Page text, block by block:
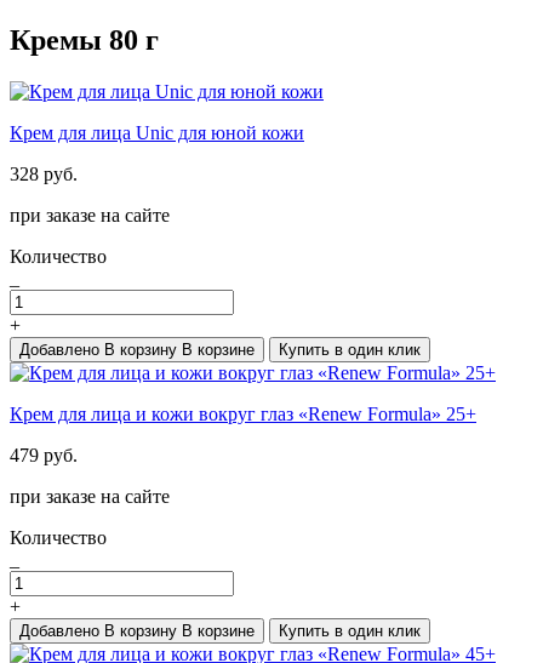
Кремы 80 г
Крем для лица Unic для юной кожи
328 руб.
при заказе на сайте
Количество
+
Добавлено В корзину В корзине Купить в один клик
Крем для лица и кожи вокруг глаз «Renew Formula» 25+
479 руб.
при заказе на сайте
Количество
+
Добавлено В корзину В корзине Купить в один клик